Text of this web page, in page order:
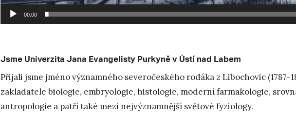
00:00
Jsme Univerzita Jana Evangelisty Purkyně v Ústí nad Labem
Přijali jsme jméno významného severočeského rodáka z Libochovic (1787-
zakladatele biologie, embryologie, histologie, moderní farmakologie,
antropologie a patří také mezi nejvýznamnější světové fyziology.